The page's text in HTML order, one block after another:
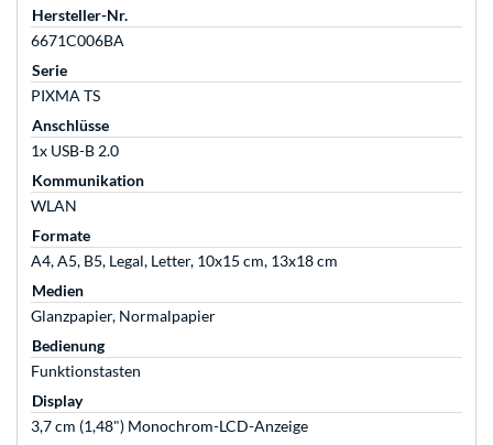
Hersteller-Nr.
6671C006BA
Serie
PIXMA TS
Anschlüsse
1x USB-B 2.0
Kommunikation
WLAN
Formate
A4, A5, B5, Legal, Letter, 10x15 cm, 13x18 cm
Medien
Glanzpapier, Normalpapier
Bedienung
Funktionstasten
Display
3,7 cm (1,48") Monochrom-LCD-Anzeige